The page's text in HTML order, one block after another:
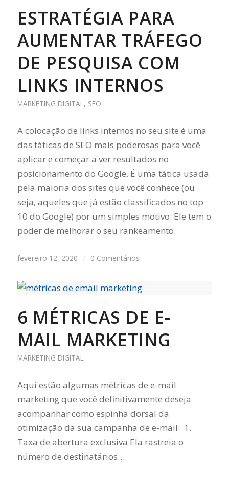
ESTRATÉGIA PARA
AUMENTAR TRÁFEGO
DE PESQUISA COM
LINKS INTERNOS
MARKETING DIGITAL , SEO
A colocação de links internos no seu site é uma
das táticas de SEO mais poderosas para você
aplicar e começar a ver resultados no
posicionamento do Google. É uma tática usada
pela maioria dos sites que você conhece (ou
seja, aqueles que já estão classificados no top
10 do Google) por um simples motivo: Ele tem o
poder de melhorar o seu rankeamento.
fevereiro 12, 2020 / 0 Comentários
6 MÉTRICAS DE E-
MAIL MARKETING
MARKETING DIGITAL
Aqui estão algumas métricas de e-mail
marketing que você definitivamente deseja
acompanhar como espinha dorsal da
otimização da sua campanha de e-mail: 1.
Taxa de abertura exclusiva Ela rastreia o
número de destinatários…